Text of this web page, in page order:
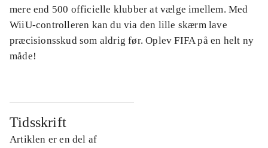
mere end 500 officielle klubber at vælge imellem. Med
WiiU-controlleren kan du via den lille skærm lave
præcisionsskud som aldrig før. Oplev FIFA på en helt ny
måde!
Tidsskrift
Artiklen er en del af